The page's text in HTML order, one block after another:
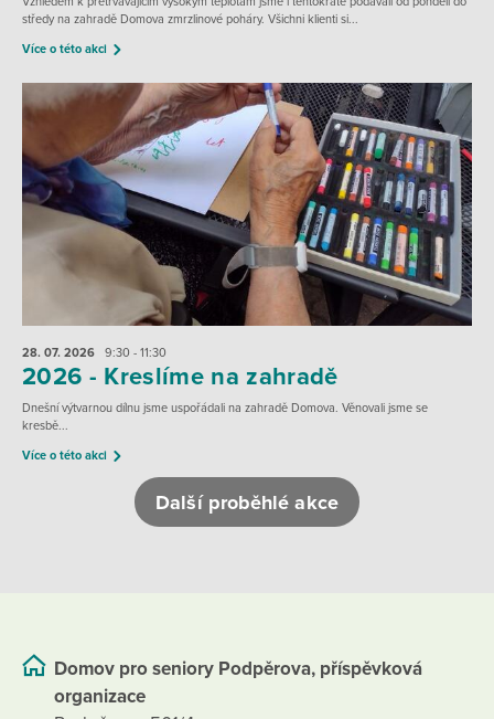
středy na zahradě Domova zmrzlinové poháry. Všichni klienti si...
Více o této akci
28. 07. 2026 9:30 - 11:30
2026 - Kreslíme na zahradě
Dnešní výtvarnou dílnu jsme uspořádali na zahradě Domova. Věnovali jsme se
kresbě...
Více o této akci
Další proběhlé akce
Domov pro seniory Podpěrova, příspěvková
organizace